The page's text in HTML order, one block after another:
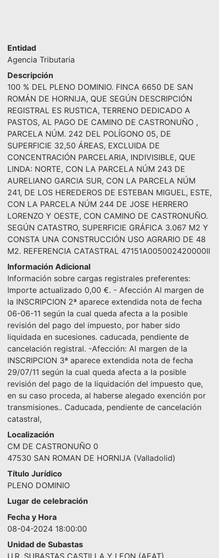
Entidad
Agencia Tributaria
Descripción
100 % DEL PLENO DOMINIO. FINCA 6650 DE SAN
ROMÁN DE HORNIJA, QUE SEGÚN DESCRIPCIÓN
REGISTRAL ES RUSTICA, TERRENO DEDICADO A
PASTOS, AL PAGO DE CAMINO DE CASTRONUÑO ,
PARCELA NÚM. 242 DEL POLÍGONO 05, DE
SUPERFICIE 32,50 ÁREAS, EXCLUIDA DE
CONCENTRACIÓN PARCELARIA, INDIVISIBLE, QUE
LINDA: NORTE, CON LA PARCELA NÚM 243 DE
AURELIANO GARCIA SUR, CON LA PARCELA NÚM
241, DE LOS HEREDEROS DE ESTEBAN MIGUEL, ESTE,
CON LA PARCELA NÚM 244 DE JOSE HERRERO
LORENZO Y OESTE, CON CAMINO DE CASTRONUÑO.
SEGÚN CATASTRO, SUPERFICIE GRÁFICA 3.067 M2 Y
CONSTA UNA CONSTRUCCIÓN USO AGRARIO DE 48
M2. REFERENCIA CATASTRAL 47151A005002420000II
Información Adicional
Información sobre cargas registrales preferentes:
Importe actualizado 0,00 €. - Afección Al margen de
la INSCRIPCION 2ª aparece extendida nota de fecha
06-06-11 según la cual queda afecta a la posible
revisión del pago del impuesto, por haber sido
liquidada en sucesiones. caducada, pendiente de
cancelación registral. -Afección: Al margen de la
INSCRIPCION 3ª aparece extendida nota de fecha
29/07/11 según la cual queda afecta a la posible
revisión del pago de la liquidación del impuesto que,
en su caso proceda, al haberse alegado exención por
transmisiones.. Caducada, pendiente de cancelación
catastral,
Localización
CM DE CASTRONUÑO 0
47530 SAN ROMAN DE HORNIJA (Valladolid)
Título Jurídico
PLENO DOMINIO
Lugar de celebración
Fecha y Hora
08-04-2024 18:00:00
Unidad de Subastas